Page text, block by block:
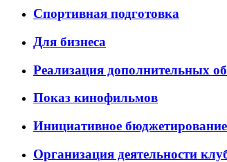
Спортивная подготовка
Для бизнеса
Реализация дополнительных
Показ кинофильмов
Инициативное бюджетирование
Организация деятельности